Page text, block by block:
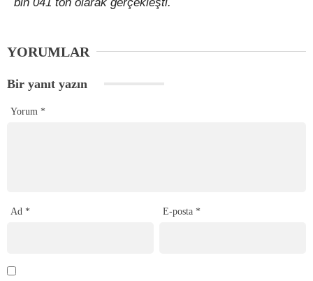
YORUMLAR
Bir yanıt yazın
Yorum *
Ad * E-posta *